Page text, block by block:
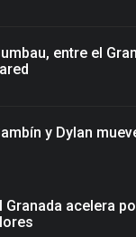
entre el
y Dylan
Granada acelera